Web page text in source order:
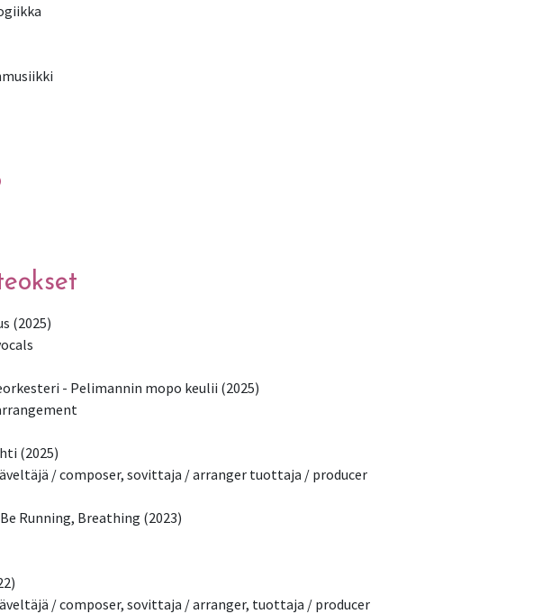
(2025)
- Pelimannin mopo keulii (2025)
(2025)
/ composer, sovittaja / arranger tuottaja / producer​
Running, Breathing (2023)
/ composer, sovittaja / arranger, tuottaja / producer